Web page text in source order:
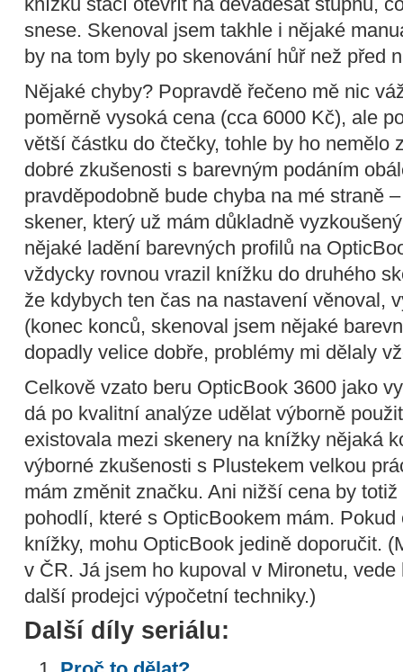
snese. Skenoval jsem takhle i nějaké
by na tom byly po skenování hůř než před
Nějaké chyby? Popravdě řečeno mě nic
poměrně vysoká cena (cca 6000 Kč), ale
větší částku do čtečky, tohle by ho nemělo
dobré zkušenosti s barevným podáním
pravděpodobně bude chyba na mé straně
skener, který už mám důkladně
nějaké ladění barevných profilů na
vždycky rovnou vrazil knížku do druhého
že kdybych ten čas na nastavení věnoval,
(konec konců, skenoval jsem nějaké
dopadly velice dobře, problémy mi dělaly
Celkově vzato beru OpticBook 3600 jako
dá po kvalitní analýze udělat výborně
existovala mezi skenery na knížky nějaká
výborné zkušenosti s Plustekem velkou
mám změnit značku. Ani nižší cena by
pohodlí, které s OpticBookem mám.
knížky, mohu OpticBook jedině doporučit.
v ČR. Já jsem ho kupoval v Mironetu,
další prodejci výpočetní techniky.)
Další díly seriálu: